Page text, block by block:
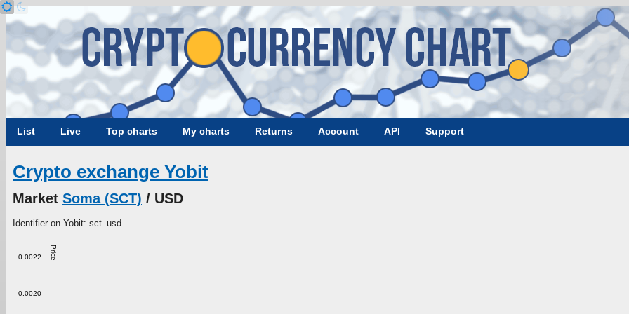
List Live Top charts My charts Returns Account API Support
Crypto exchange Yobit
Market Soma (SCT) / USD
Identifier on Yobit: sct_usd
Price
0.0020
0.0022